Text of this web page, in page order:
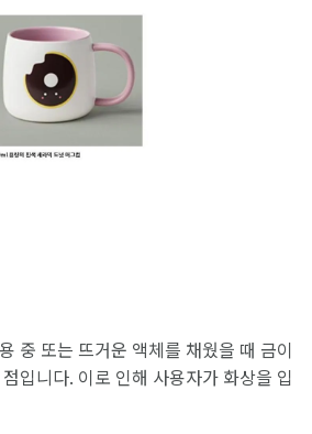
중 또는 뜨거운 액체를 채웠을 때 금이
입니다. 이로 인해 사용자가 화상을 입